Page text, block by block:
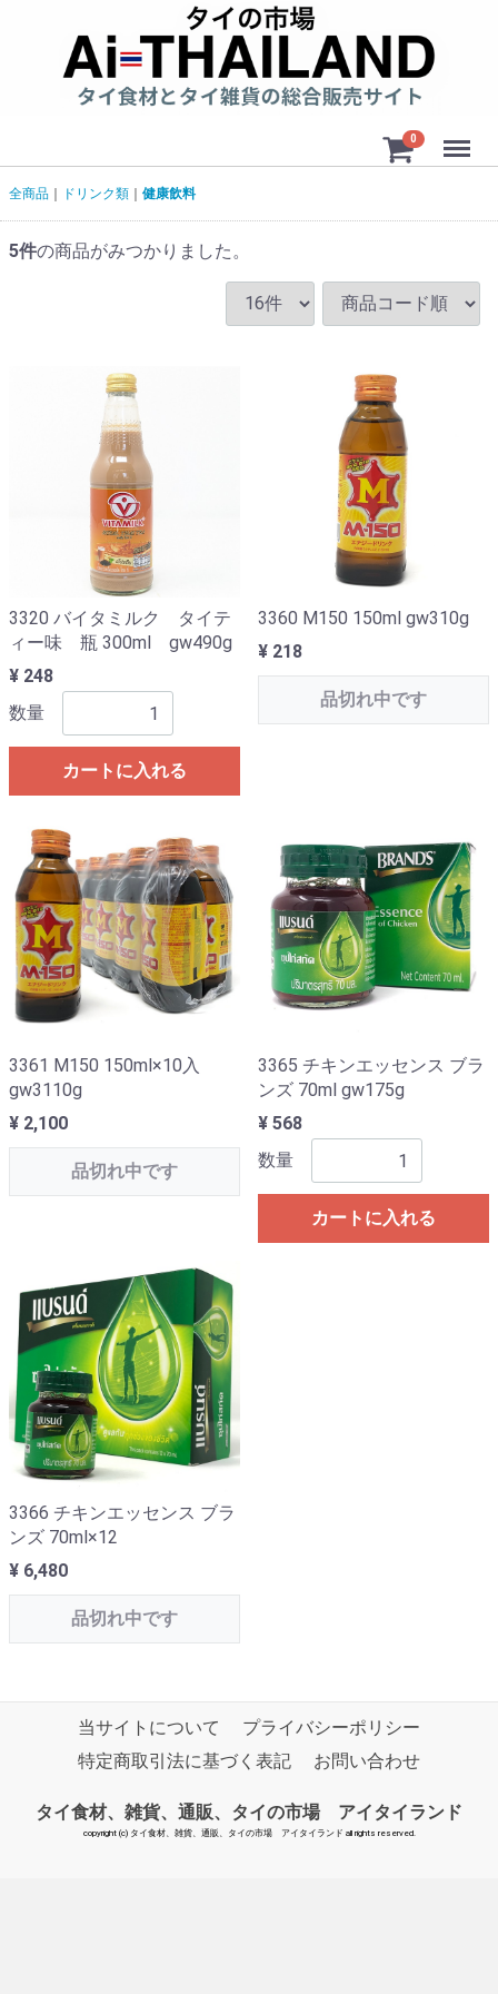
0 Menu
全商品 ドリンク類 健康飲料
5件の商品がみつかりました。
3320 バイタミルク タイテ
ィー味 瓶 300ml gw490g
¥ 248
数量
カートに入れる
3360 M150 150ml gw310g
¥ 218
品切れ中です
3361 M150 150ml×10入
gw3110g
¥ 2,100
品切れ中です
3365 チキンエッセンス ブラ
ンズ 70ml gw175g
¥ 568
数量
カートに入れる
3366 チキンエッセンス ブラ
ンズ 70ml×12
¥ 6,480
品切れ中です
当サイトについて
プライバシーポリシー
特定商取引法に基づく表記
お問い合わせ
タイ食材、雑貨、通販、タイの市場 アイタイランド
copyright (c) タイ食材、雑貨、通販、タイの市場 アイタイランド all rights reserved.